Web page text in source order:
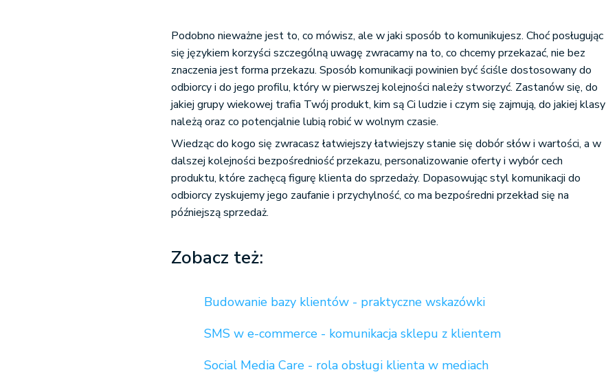
Podobno nieważne jest to, co mówisz, ale w jaki sposób to komunikujesz. Choć posługując
się językiem korzyści szczególną uwagę zwracamy na to, co chcemy przekazać, nie bez
znaczenia jest forma przekazu. Sposób komunikacji powinien być ściśle dostosowany do
odbiorcy i do jego profilu, który w pierwszej kolejności należy stworzyć. Zastanów się, do
jakiej grupy wiekowej trafia Twój produkt, kim są Ci ludzie i czym się zajmują, do jakiej klasy
należą oraz co potencjalnie lubią robić w wolnym czasie.
Wiedząc do kogo się zwracasz łatwiejszy łatwiejszy stanie się dobór słów i wartości, a w
dalszej kolejności bezpośredniość przekazu, personalizowanie oferty i wybór cech
produktu, które zachęcą figurę klienta do sprzedaży. Dopasowując styl komunikacji do
odbiorcy zyskujemy jego zaufanie i przychylność, co ma bezpośredni przekład się na
późniejszą sprzedaż.
Zobacz też:
Budowanie bazy klientów - praktyczne wskazówki
SMS w e-commerce - komunikacja sklepu z klientem
Social Media Care - rola obsługi klienta w mediach